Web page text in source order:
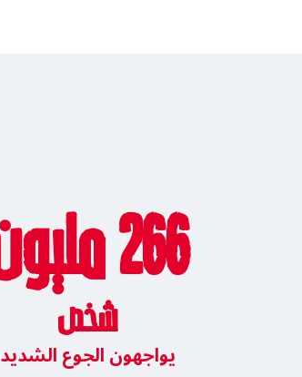
266 مليون
شخص
يواجهون الجوع الشديد